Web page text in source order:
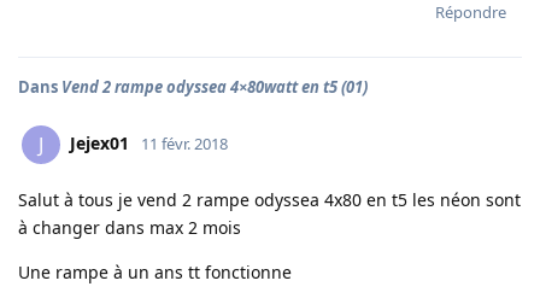
Répondre
Dans Vend 2 rampe odyssea 4×80watt en t5 (01)
J Jejex01 11 févr. 2018
Salut à tous je vend 2 rampe odyssea 4x80 en t5 les néon sont
à changer dans max 2 mois
Une rampe à un ans tt fonctionne